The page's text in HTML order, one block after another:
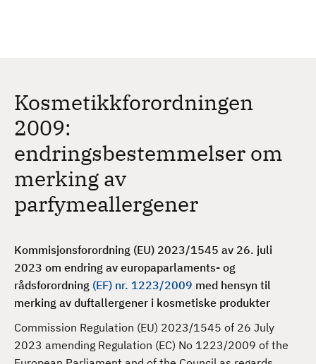
Kosmetikkforordningen
2009:
endringsbestemmelser om
merking av
parfymeallergener
Kommisjonsforordning (EU) 2023/1545 av 26. juli
2023 om endring av europaparlaments- og
rådsforordning (EF) nr. 1223/2009 med hensyn til
merking av duftallergener i kosmetiske produkter
Commission Regulation (EU) 2023/1545 of 26 July
2023 amending Regulation (EC) No 1223/2009 of the